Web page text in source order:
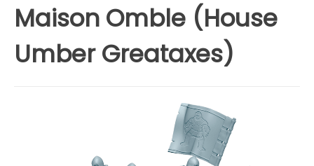
Maison Omble (House
Umber Greataxes)